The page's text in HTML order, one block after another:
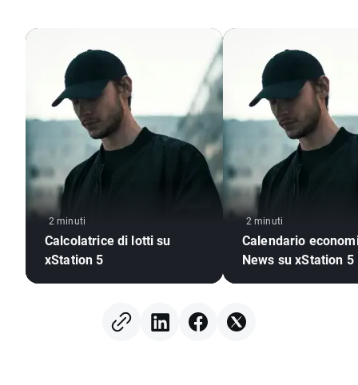
2 minuti
Calcolatrice di lotti su
xStation 5
2 minuti
Calendario
News su xStation 5